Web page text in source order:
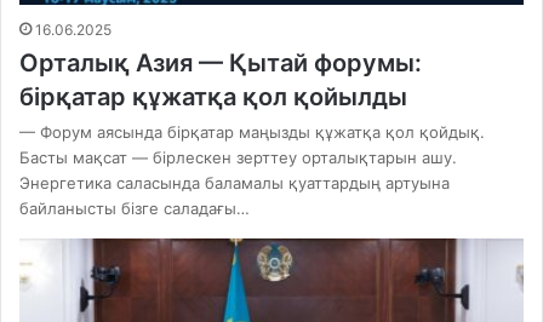
16.06.2025
Орталық Азия — Қытай форумы:
бірқатар құжатқа қол қойылды
— Форум аясында бірқатар маңызды құжатқа қол қойдық.
Басты мақсат — бірлескен зерттеу орталықтарын ашу.
Энергетика саласында баламалы қуаттардың артуына
байланысты бізге саладағы…